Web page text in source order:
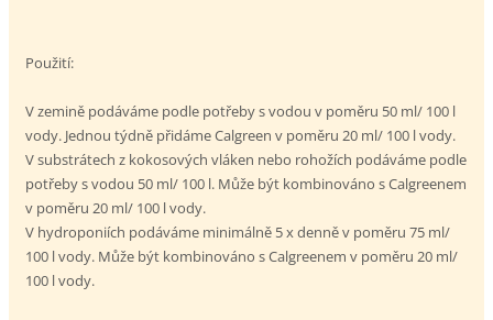
Použití:
V zemině podáváme podle potřeby s vodou v poměru 50 ml/ 100 l
vody. Jednou týdně přidáme Calgreen v poměru 20 ml/ 100 l vody.
V substrátech z kokosových vláken nebo rohožích podáváme podle
potřeby s vodou 50 ml/ 100 l. Může být kombinováno s Calgreenem
v poměru 20 ml/ 100 l vody.
V hydroponiích podáváme minimálně 5 x denně v poměru 75 ml/
100 l vody. Může být kombinováno s Calgreenem v poměru 20 ml/
100 l vody.